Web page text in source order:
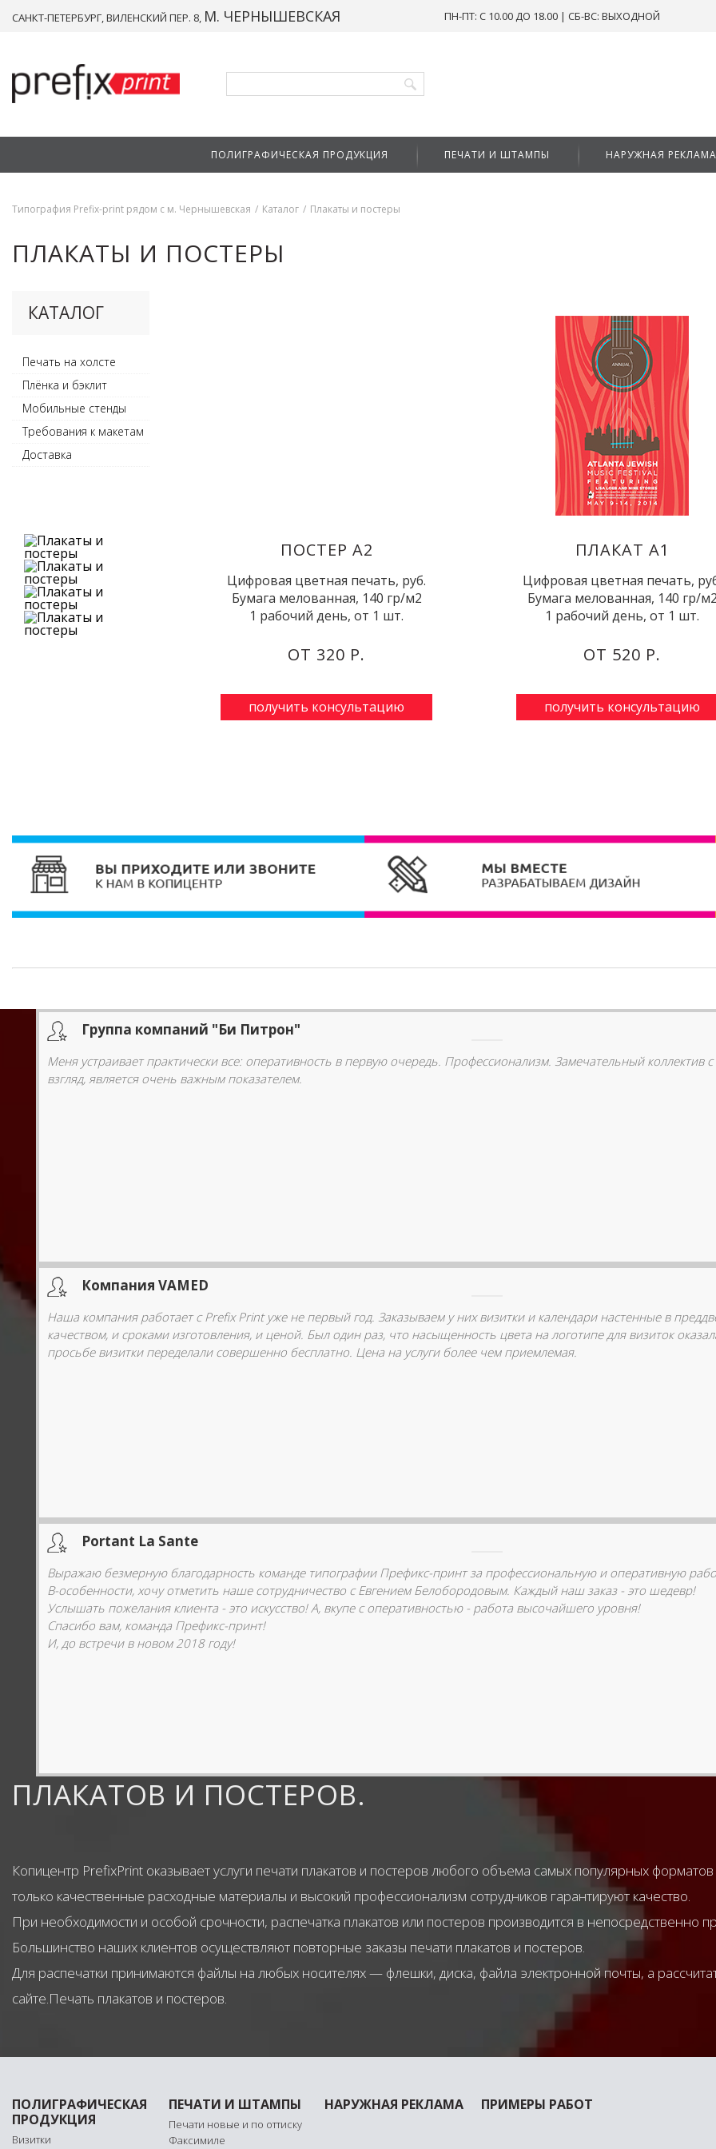
САНКТ-ПЕТЕРБУРГ, ВИЛЕНСКИЙ ПЕР. 8, М. ЧЕРНЫШЕВСКАЯ ПН-ПТ: С 10.00 ДО 18.00 | СБ-ВС: ВЫХОДНОЙ
ПОЛИГРАФИЧЕСКАЯ ПРОДУКЦИЯ ПЕЧАТИ И ШТАМПЫ НАРУЖНАЯ РЕКЛАМА
Типография Prefix-print рядом с м. Чернышевская / Каталог / Плакаты и постеры
ПЛАКАТЫ И ПОСТЕРЫ
КАТАЛОГ
Печать на холсте
Плёнка и бэклит
Мобильные стенды
Требования к макетам
Доставка
ПОСТЕР А2
Цифровая цветная печать, руб.
Бумага мелованная, 140 гр/м2
1 рабочий день, от 1 шт.
ОТ 320 Р.
получить консультацию
ПЛАКАТ А1
Цифровая цветная печать,
Бумага мелованная, 140 гр/
1 рабочий день, от 1 шт.
ОТ 520 Р.
получить консультацию
Группа компаний "Би Питрон"
Меня устраивает практически все: оперативность в первую очередь. Профессионализм. Замечательный коллектив
взгляд, является очень важным показателем.
Компания VAMED
Наша компания работает с Prefix Print уже не первый год. Заказываем у них визитки и календари настенные в
качеством, и сроками изготовления, и ценой. Был один раз, что насыщенность цвета на логотипе для визиток
просьбе визитки переделали совершенно бесплатно. Цена на услуги более чем приемлемая.
Portant La Sante
Выражаю безмерную благодарность команде типографии Префикс-принт за профессиональную и оперативную
В-особенности, хочу отметить наше сотрудничество с Евгением Белобородовым. Каждый наш заказ - это шедевр!
Услышать пожелания клиента - это искусство! А, вкупе с оперативностью - работа высочайшего уровня!
Спасибо вам, команда Префикс-принт!
И, до встречи в новом 2018 году!
ПЛАКАТОВ И ПОСТЕРОВ.
Копицентр PrefixPrint оказывает услуги печати плакатов и постеров любого объема самых популярных
только качественные расходные материалы и высокий профессионализм сотрудников гарантируют качество.
При необходимости и особой срочности, распечатка плакатов или постеров производится в непосредственно
Большинство наших клиентов осуществляют повторные заказы печати плакатов и постеров.
Для распечатки принимаются файлы на любых носителях — флешки, диска, файла электронной почты, а
сайте.Печать плакатов и постеров.
ПОЛИГРАФИЧЕСКАЯ
ПРОДУКЦИЯ
Визитки
ПЕЧАТИ И ШТАМПЫ
Печати новые и по оттиску
Факсимиле
НАРУЖНАЯ РЕКЛАМА ПРИМЕРЫ РАБОТ